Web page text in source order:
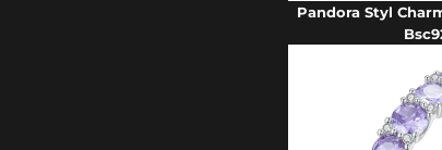
Pandora Styl